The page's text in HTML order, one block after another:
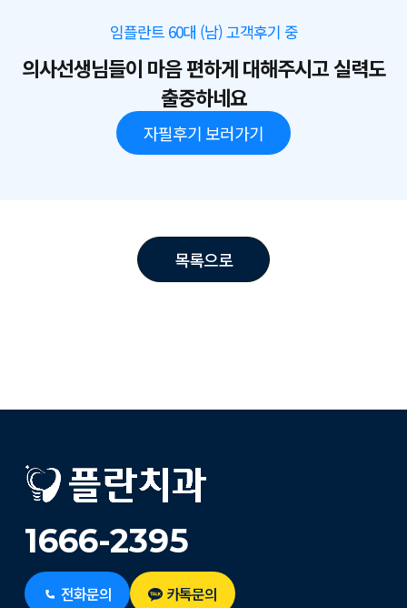
임플란트 60대 (남) 고객후기 중
의사선생님들이 마음 편하게 대해주시고 실력도
출중하네요
자필후기 보러가기
목록으로
1666-2395
전화문의 카톡문의